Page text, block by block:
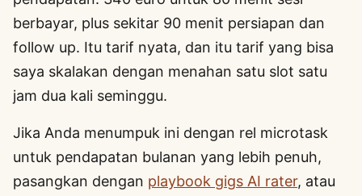
berbayar, plus sekitar 90 menit persiapan dan
follow up. Itu tarif nyata, dan itu tarif yang bisa
saya skalakan dengan menahan satu slot satu
jam dua kali seminggu.
Jika Anda menumpuk ini dengan rel microtask
untuk pendapatan bulanan yang lebih penuh,
pasangkan dengan playbook gigs AI rater, atau